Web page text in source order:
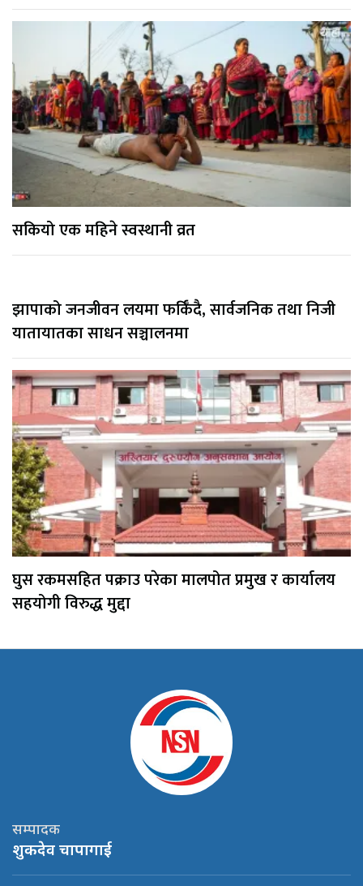
सकियो एक महिने स्वस्थानी व्रत
झापाको जनजीवन लयमा फर्किँदै, सार्वजनिक तथा निजी
यातायातका साधन सञ्चालनमा
घुस रकमसहित पक्राउ परेका मालपोत प्रमुख र कार्यालय
सहयोगी विरुद्ध मुद्दा
सम्पादक
शुकदेव चापागाई